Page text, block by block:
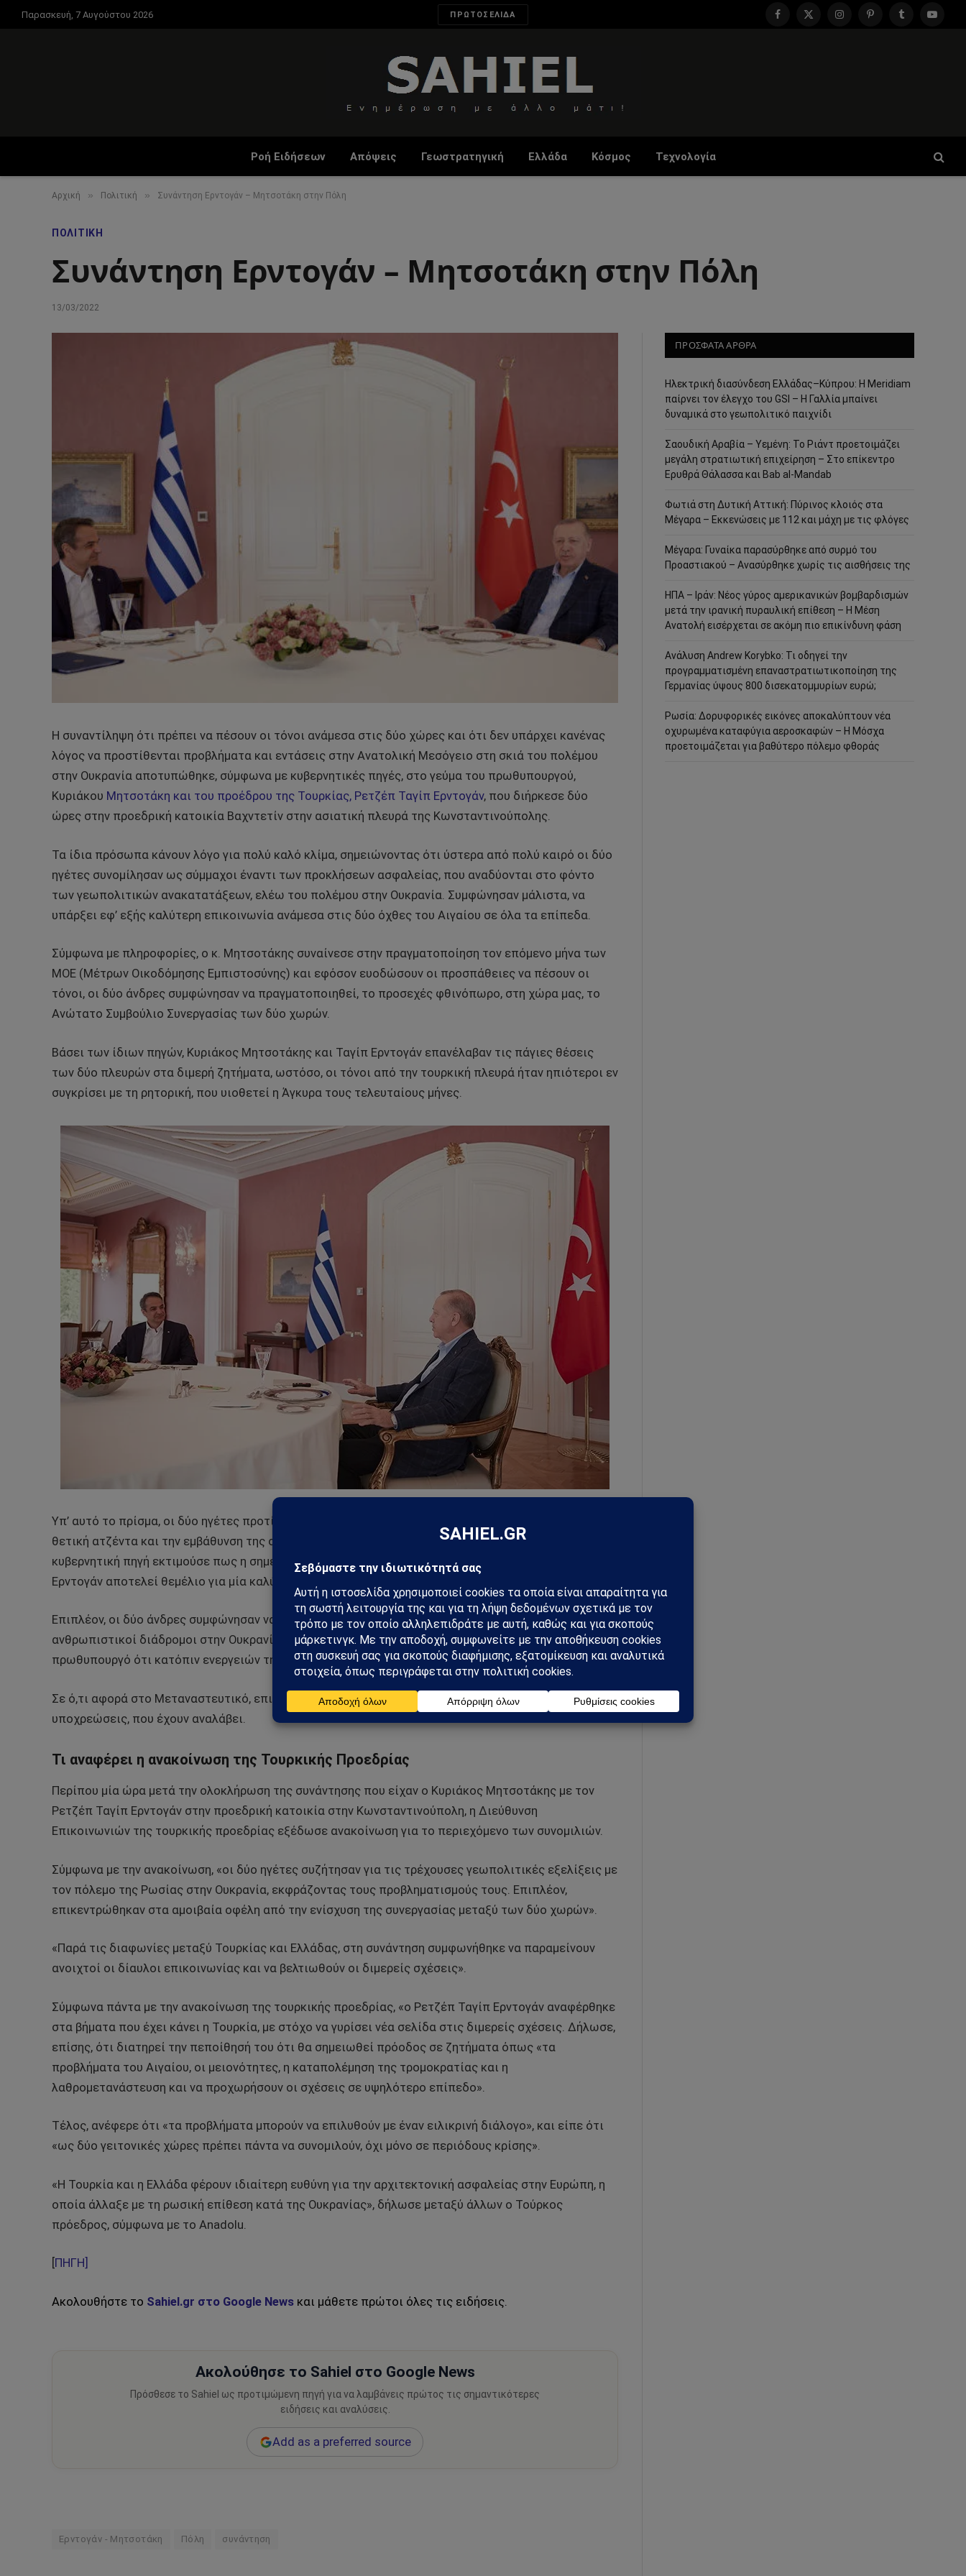
Παρασκευή, 7 Αυγούστου 2026 ΠΡΩΤΟΣΕΛΙΔΑ
Facebook
X
InstagramPinterestTumblr
Ροή Ειδήσεων Απόψεις Γεωστρατηγική Ελλάδα Κόσμος Τεχνολογία
Αρχική » Πολιτική » Συνάντηση Ερντογάν – Μητσοτάκη στην Πόλη
ΠΟΛΙΤΙΚΉ
Συνάντηση Ερντογάν – Μητσοτάκη στην Πόλη
13/03/2022
Η συναντίληψη ότι πρέπει να πέσουν οι τόνοι ανάμεσα στις δύο χώρες και ότι δεν υπάρχει κανένας
λόγος να προστίθενται προβλήματα και εντάσεις στην Ανατολική Μεσόγειο στη σκιά του πολέμου
στην Ουκρανία αποτυπώθηκε, σύμφωνα με κυβερνητικές πηγές, στο γεύμα του πρωθυπουργού,
Κυριάκου Μητσοτάκη και του προέδρου της Τουρκίας, Ρετζέπ Ταγίπ Ερντογάν, που διήρκεσε δύο
ώρες στην προεδρική κατοικία Βαχντετίν στην ασιατική πλευρά της Κωνσταντινούπολης.
Τα ίδια πρόσωπα κάνουν λόγο για πολύ καλό κλίμα, σημειώνοντας ότι ύστερα από πολύ καιρό οι δύο
ηγέτες συνομίλησαν ως σύμμαχοι έναντι των προκλήσεων ασφαλείας, που αναδύονται στο φόντο
των γεωπολιτικών ανακατατάξεων, ελέω του πολέμου στην Ουκρανία. Συμφώνησαν μάλιστα, να
υπάρξει εφ’ εξής καλύτερη επικοινωνία ανάμεσα στις δύο όχθες του Αιγαίου σε όλα τα επίπεδα.
Σύμφωνα με πληροφορίες, ο κ. Μητσοτάκης συναίνεσε στην πραγματοποίηση τον επόμενο μήνα των
ΜΟΕ (Μέτρων Οικοδόμησης Εμπιστοσύνης) και εφόσον ευοδώσουν οι προσπάθειες να πέσουν οι
τόνοι, οι δύο άνδρες συμφώνησαν να πραγματοποιηθεί, το προσεχές φθινόπωρο, στη χώρα μας, το
Ανώτατο Συμβούλιο Συνεργασίας των δύο χωρών.
Βάσει των ίδιων πηγών, Κυριάκος Μητσοτάκης και Ταγίπ Ερντογάν επανέλαβαν τις πάγιες θέσεις
των δύο πλευρών στα διμερή ζητήματα, ωστόσο, οι τόνοι από την τουρκική πλευρά ήταν ηπιότεροι εν
συγκρίσει με τη ρητορική, που υιοθετεί η Άγκυρα τους τελευταίους μήνες.
Υπ’ αυτό το πρίσμα, οι δύο ηγέτες προτίμησαν, σύμφωνα με τις ίδιες πηγές, να δώσουν έμφαση στη
θετική ατζέντα και την εμβάθυνση της οικονομικής συνεργασίας των δύο χωρών. Ανώτερη
κυβερνητική πηγή εκτιμούσε πως η σημερινή συνάντηση του Κυριάκου Μητσοτάκη και του Ταγίπ
Ερντογάν αποτελεί θεμέλιο για μία καλύτερη εποχή στις σχέσεις των δύο κρατών.
Επιπλέον, οι δύο άνδρες συμφώνησαν να συντονίσουν τις κινήσεις τους, προκειμένου να ανοίξουν
ανθρωπιστικοί διάδρομοι στην Ουκρανία με τον Τούρκο πρόεδρο μάλιστα να λέει στον Έλληνα
πρωθυπουργό ότι κατόπιν ενεργειών της Άγκυρας φυγαδεύτηκε Ελληνίδα από τη Χερσώνα.
Σε ό,τι αφορά στο Μεταναστευτικό, επισημάνθηκε πως οι δύο χώρες οφείλουν να εκπληρώσουν τις
υποχρεώσεις, που έχουν αναλάβει.
Τι αναφέρει η ανακοίνωση της Τουρκικής Προεδρίας
Περίπου μία ώρα μετά την ολοκλήρωση της συνάντησης που είχαν ο Κυριάκος Μητσοτάκης με τον
Ρετζέπ Ταγίπ Ερντογάν στην προεδρική κατοικία στην Κωνσταντινούπολη, η Διεύθυνση
Επικοινωνιών της τουρκικής προεδρίας εξέδωσε ανακοίνωση για το περιεχόμενο των συνομιλιών.
Σύμφωνα με την ανακοίνωση, «οι δύο ηγέτες συζήτησαν για τις τρέχουσες γεωπολιτικές εξελίξεις με
τον πόλεμο της Ρωσίας στην Ουκρανία, εκφράζοντας τους προβληματισμούς τους. Επιπλέον,
επικεντρώθηκαν στα αμοιβαία οφέλη από την ενίσχυση της συνεργασίας μεταξύ των δύο χωρών».
«Παρά τις διαφωνίες μεταξύ Τουρκίας και Ελλάδας, στη συνάντηση συμφωνήθηκε να παραμείνουν
ανοιχτοί οι δίαυλοι επικοινωνίας και να βελτιωθούν οι διμερείς σχέσεις».
Σύμφωνα πάντα με την ανακοίνωση της τουρκικής προεδρίας, «ο Ρετζέπ Ταγίπ Ερντογάν αναφέρθηκε
στα βήματα που έχει κάνει η Τουρκία, με στόχο να γυρίσει νέα σελίδα στις διμερείς σχέσεις. Δήλωσε,
επίσης, ότι διατηρεί την πεποίθησή του ότι θα σημειωθεί πρόοδος σε ζητήματα όπως «τα
προβλήματα του Αιγαίου, οι μειονότητες, η καταπολέμηση της τρομοκρατίας και η
λαθρομετανάστευση και να προχωρήσουν οι σχέσεις σε υψηλότερο επίπεδο».
Τέλος, ανέφερε ότι «τα προβλήματα μπορούν να επιλυθούν με έναν ειλικρινή διάλογο», και είπε ότι
«ως δύο γειτονικές χώρες πρέπει πάντα να συνομιλούν, όχι μόνο σε περιόδους κρίσης».
«Η Τουρκία και η Ελλάδα φέρουν ιδιαίτερη ευθύνη για την αρχιτεκτονική ασφαλείας στην Ευρώπη, η
οποία άλλαξε με τη ρωσική επίθεση κατά της Ουκρανίας», δήλωσε μεταξύ άλλων ο Τούρκος
πρόεδρος, σύμφωνα με το Anadolu.
ΠΗΓΗ]
Ακολουθήστε το Sahiel.gr στο Google News και μάθετε πρώτοι όλες τις ειδήσεις.
Ακολούθησε το Sahiel στο Google News
Πρόσθεσε το Sahiel ως προτιμώμενη πηγή για να λαμβάνεις πρώτος τις σημαντικότερες
ειδήσεις και αναλύσεις.
Add as a preferred source
Ερντογάν - Μητσοτάκη Πόλη συνάντηση
ΠΡΟΣΦΑΤΑ ΑΡΘΡΑ
Ηλεκτρική διασύνδεση Ελλάδας–Κύπρου: Η Meridiam
παίρνει τον έλεγχο του GSI – Η Γαλλία μπαίνει
δυναμικά στο γεωπολιτικό παιχνίδι
Σαουδική Αραβία – Υεμένη: Το Ριάντ προετοιμάζει
μεγάλη στρατιωτική επιχείρηση – Στο επίκεντρο
Ερυθρά Θάλασσα και Bab al-Mandab
Φωτιά στη Δυτική Αττική: Πύρινος κλοιός στα
Μέγαρα – Εκκενώσεις με 112 και μάχη με τις φλόγες
Μέγαρα: Γυναίκα παρασύρθηκε από συρμό του
Προαστιακού – Ανασύρθηκε χωρίς τις αισθήσεις της
ΗΠΑ – Ιράν: Νέος γύρος αμερικανικών βομβαρδισμών
μετά την ιρανική πυραυλική επίθεση – Η Μέση
Ανατολή εισέρχεται σε ακόμη πιο επικίνδυνη φάση
Ανάλυση Andrew Korybko: Τι οδηγεί την
προγραμματισμένη επαναστρατιωτικοποίηση της
Γερμανίας ύψους 800 δισεκατομμυρίων ευρώ;
Ρωσία: Δορυφορικές εικόνες αποκαλύπτουν νέα
οχυρωμένα καταφύγια αεροσκαφών – Η Μόσχα
προετοιμάζεται για βαθύτερο πόλεμο φθοράς